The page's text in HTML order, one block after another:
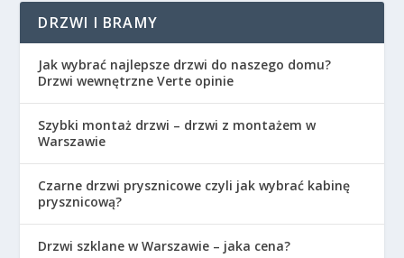
DRZWI I BRAMY
Jak wybrać najlepsze drzwi do naszego domu?
Drzwi wewnętrzne Verte opinie
Szybki montaż drzwi – drzwi z montażem w
Warszawie
Czarne drzwi prysznicowe czyli jak wybrać kabinę
prysznicową?
Drzwi szklane w Warszawie – jaka cena?